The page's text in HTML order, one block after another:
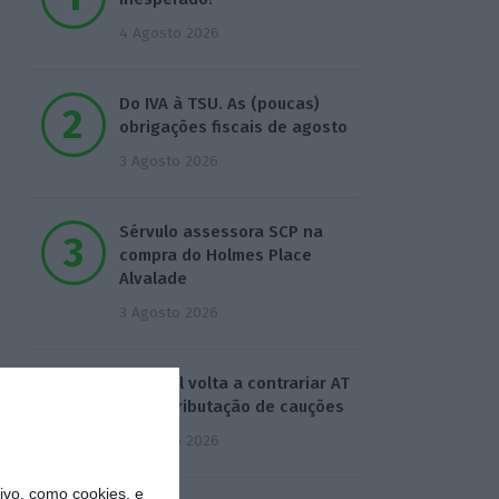
como cookies, e
4 Agosto 2026
Do IVA à TSU. As (poucas)
obrigações fiscais de agosto
3 Agosto 2026
Sérvulo assessora SCP na
compra do Holmes Place
Alvalade
3 Agosto 2026
Tribunal volta a contrariar AT
sobre tributação de cauções
4 Agosto 2026